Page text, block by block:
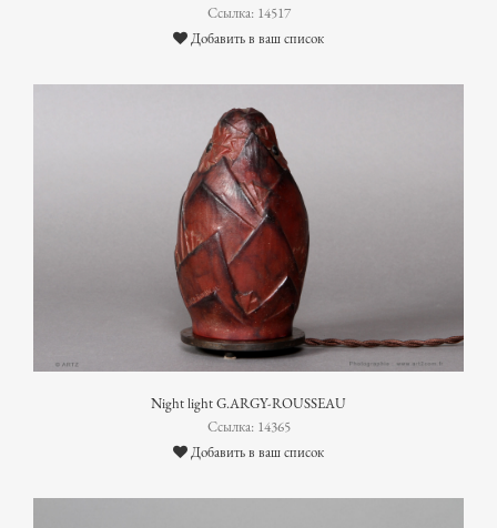
Ссылка: 14517
Добавить в ваш список
Night light G.ARGY-ROUSSEAU
Ссылка: 14365
Добавить в ваш список